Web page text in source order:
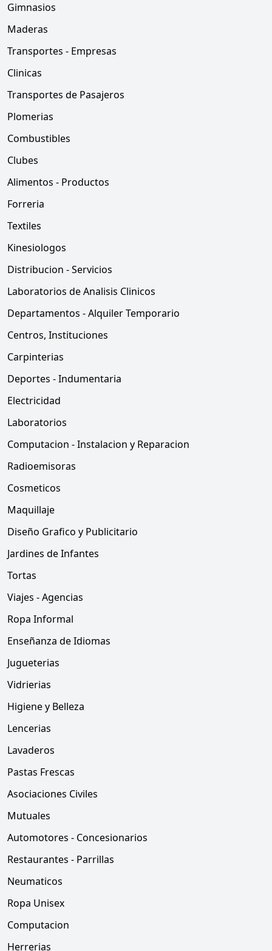
Gimnasios
Maderas
Transportes - Empresas
Clinicas
Transportes de Pasajeros
Plomerias
Combustibles
Clubes
Alimentos - Productos
Forreria
Textiles
Kinesiologos
Distribucion - Servicios
Laboratorios de Analisis Clinicos
Departamentos - Alquiler Temporario
Centros, Instituciones
Carpinterias
Deportes - Indumentaria
Electricidad
Laboratorios
Computacion - Instalacion y Reparacion
Radioemisoras
Cosmeticos
Maquillaje
Diseño Grafico y Publicitario
Jardines de Infantes
Tortas
Viajes - Agencias
Ropa Informal
Enseñanza de Idiomas
Jugueterias
Vidrierias
Higiene y Belleza
Lencerias
Lavaderos
Pastas Frescas
Asociaciones Civiles
Mutuales
Automotores - Concesionarios
Restaurantes - Parrillas
Neumaticos
Ropa Unisex
Computacion
Herrerias